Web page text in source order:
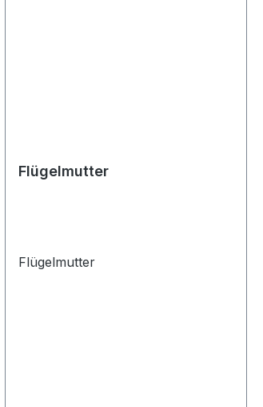
Flügelmutter
Flügelmutter